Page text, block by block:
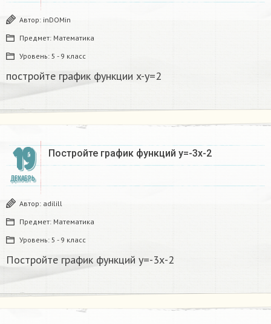
Автор: inDOMin
Предмет: Математика
Уровень: 5 - 9 класс
постройте график функции x-y=2
19
ДЕКАБРЬ
Постройте график функций у=-3х-2
Автор: adilill
Предмет: Математика
Уровень: 5 - 9 класс
Постройте график функций у=-3х-2